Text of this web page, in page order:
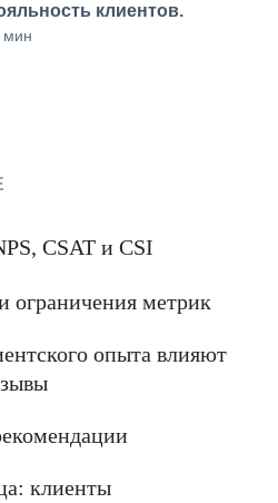
клиентов.
мин
CSAT и CSI
ограничения метрик
опыта влияют
клиенты